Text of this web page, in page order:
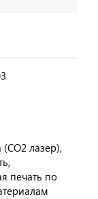
лазер),
печать по